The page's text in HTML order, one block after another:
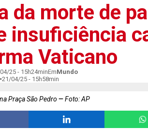
da morte de
insuficiência
Vaticano
25 - 15h24minEmMundo
21/04/25 - 15h58min
Praça São Pedro Foto: AP